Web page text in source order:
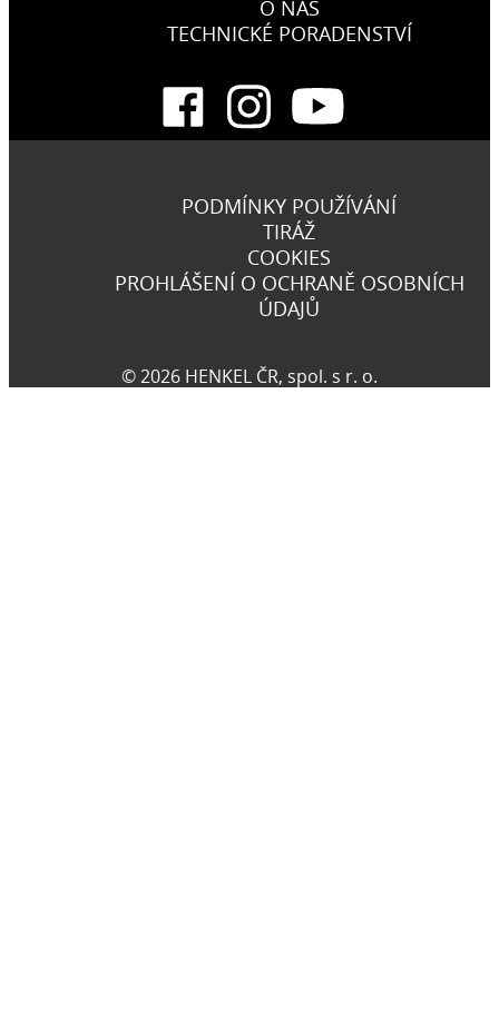
O NÁS
TECHNICKÉ PORADENSTVÍ
PODMÍNKY POUŽÍVÁNÍ
TIRÁŽ
COOKIES
PROHLÁŠENÍ O OCHRANĚ OSOBNÍCH
ÚDAJŮ
© 2026 HENKEL ČR, spol. s r. o.